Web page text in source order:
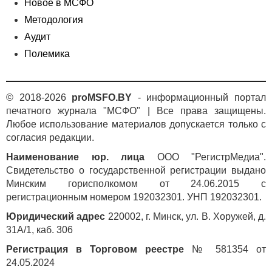
и
активы
и
Новое в МСФО
Методология
Аудит
Полемика
© 2018-2026 proMSFO.BY - информационный портал
печатного журнала "МСФО" | Все права защищены.
Любое использование материалов допускается только с
согласия редакции.
Наименование юр. лица ООО "РегистрМедиа".
Свидетельство о государственной регистрации выдано
Минским горисполкомом от 24.06.2015 с
регистрационным номером 192032301. УНП 192032301.
Юридический адрес 220002, г. Минск, ул. В. Хоружей, д.
31А/1, каб. 306
Регистрация в Торговом реестре № 581354 от
24.05.2024